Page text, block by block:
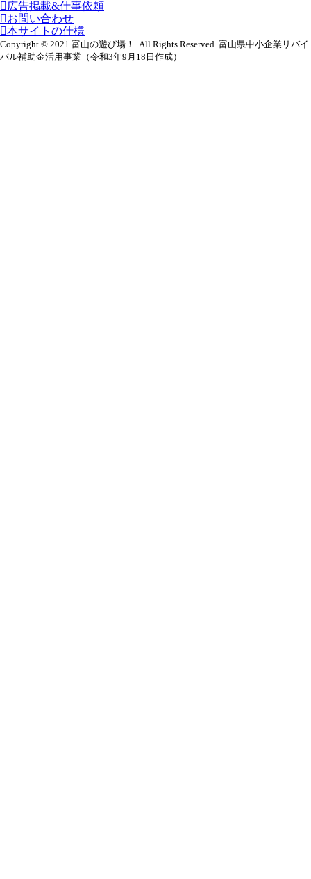
広告掲載&仕事依頼
お問い合わせ
本サイトの仕様
Copyright © 2021 富山の遊び場！. All Rights Reserved. 富山県中小企業リバイ
バル補助金活用事業（令和3年9月18日作成）